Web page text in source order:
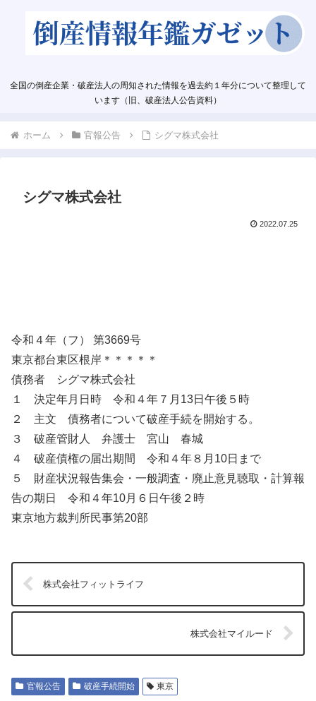
全国の倒産企業・破産法人の周知された情報を過去約１年分について整理して
います（旧、破産法人公告資料）
ホーム 官報公告 シグマ株式会社
シグマ株式会社
2022.07.25
令和４年（フ） 第3669号
東京都台東区根岸＊＊＊＊＊
債務者 シグマ株式会社
１ 決定年月日時 令和４年７月13日午後５時
２ 主文 債務者について破産手続を開始する。
３ 破産管財人 弁護士 宮山 春城
４ 破産債権の届出期間 令和４年８月10日まで
５ 財産状況報告集会・一般調査・廃止意見聴取・計算報
告の期日 令和４年10月６日午後２時
東京地方裁判所民事第20部
株式会社フィットライフ
株式会社マイルード
官報公告 破産手続開始 東京